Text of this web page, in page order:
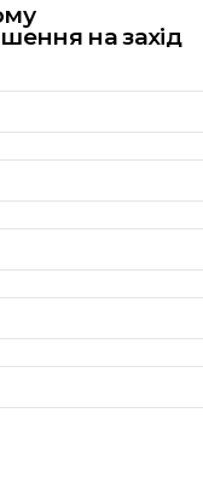
на захід